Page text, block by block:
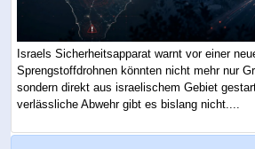
Israels Sicherheitsapparat warnt vor einer
Sprengstoffdrohnen könnten nicht mehr nur
sondern direkt aus israelischem Gebiet
verlässliche Abwehr gibt es bislang nicht....